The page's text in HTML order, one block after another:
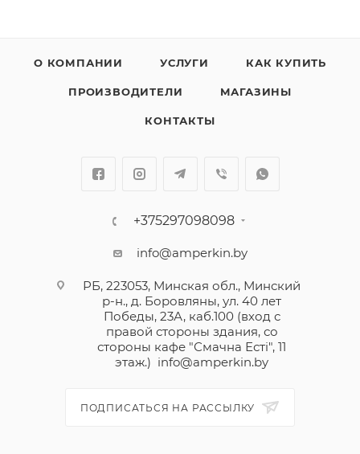
О КОМПАНИИ УСЛУГИ КАК КУПИТЬ
ПРОИЗВОДИТЕЛИ МАГАЗИНЫ
КОНТАКТЫ
+375297098098
info@amperkin.by
РБ, 223053, Минская обл., Минский
р-н., д. Боровляны, ул. 40 лет
Победы, 23А, каб.100 (вход с
правой стороны здания, со
стороны кафе "Смачна Естi", 11
этаж.) info@amperkin.by
ПОДПИСАТЬСЯ НА РАССЫЛКУ